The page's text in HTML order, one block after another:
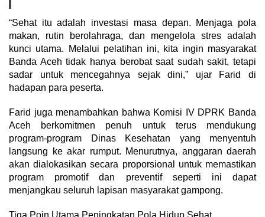
“Sehat itu adalah investasi masa depan. Menjaga pola
makan, rutin berolahraga, dan mengelola stres adalah
kunci utama. Melalui pelatihan ini, kita ingin masyarakat
Banda Aceh tidak hanya berobat saat sudah sakit, tetapi
sadar untuk mencegahnya sejak dini,” ujar Farid di
hadapan para peserta.
Farid juga menambahkan bahwa Komisi IV DPRK Banda
Aceh berkomitmen penuh untuk terus mendukung
program-program Dinas Kesehatan yang menyentuh
langsung ke akar rumput. Menurutnya, anggaran daerah
akan dialokasikan secara proporsional untuk memastikan
program promotif dan preventif seperti ini dapat
menjangkau seluruh lapisan masyarakat gampong.
Tiga Poin Utama Peningkatan Pola Hidup Sehat